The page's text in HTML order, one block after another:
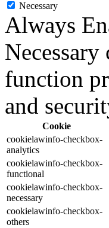
Necessary
Always
function
and
Cookie
cookielawinfo-checkbox-
analytics
cookielawinfo-checkbox-
functional
cookielawinfo-checkbox-
necessary
cookielawinfo-checkbox-
others